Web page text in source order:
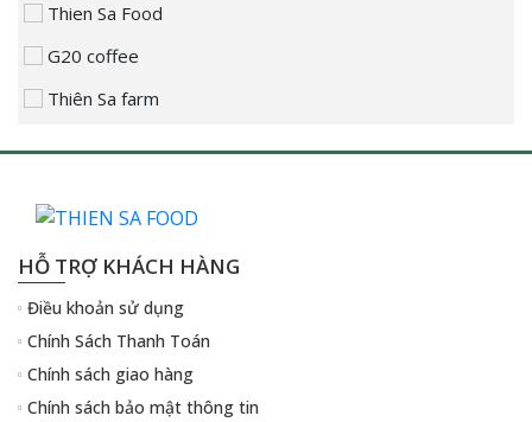
Thien Sa Food
G20 coffee
Thiên Sa farm
HỖ TRỢ KHÁCH HÀNG
Điều khoản sử dụng
Chính Sách Thanh Toán
Chính sách giao hàng
Chính sách bảo mật thông tin